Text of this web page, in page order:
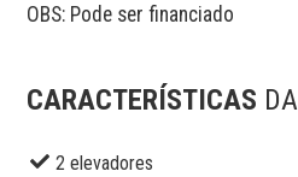
OBS: Pode ser financiado
CARACTERÍSTICAS
2 elevadores